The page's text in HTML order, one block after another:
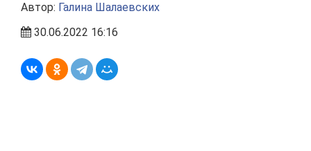
Автор: Галина Шалаевских
30.06.2022 16:16